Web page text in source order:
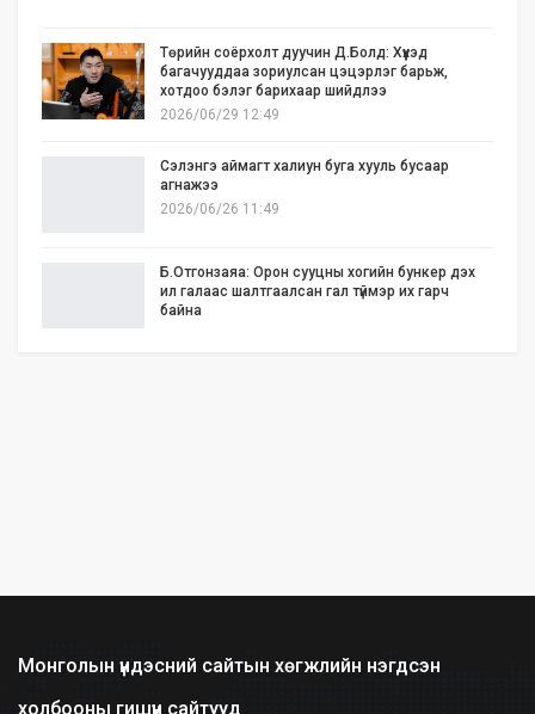
Төрийн соёрхолт дуучин Д.Болд: Хүүхэд
багачууддаа зориулсан цэцэрлэг барьж,
хотдоо бэлэг барихаар шийдлээ
2026/06/29 12:49
Сэлэнгэ аймагт халиун буга хууль бусаар
агнажээ
2026/06/26 11:49
Б.Отгонзаяа: Орон сууцны хогийн бункер дэх
ил галаас шалтгаалсан гал түймэр их гарч
байна
2028 оны сонгуульд Т.Баярхүү хүч үзэхээ мэдэгдэв
Монголын үндэсний сайтын хөгжлийн нэгдсэн
холбооны гишүүн сайтууд